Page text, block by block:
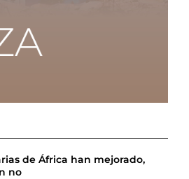
de África han mejorado,
no